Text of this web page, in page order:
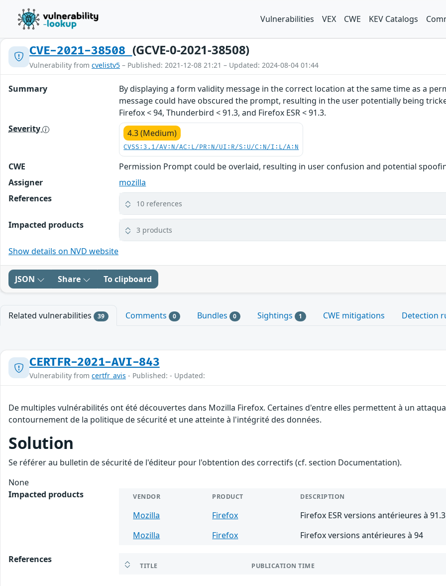
Vulnerabilities VEX CWE KEV Catalogs
CVE-2021-38508 (GCVE-0-2021-38508)
Vulnerability from cvelistv5 – Published: 2021-12-08 21:21 – Updated: 2024-08-04 01:44
Summary
By displaying a form validity message in the correct location at the same time as a
message could have obscured the prompt, resulting in the user potentially being
Firefox < 94, Thunderbird < 91.3, and Firefox ESR < 91.3.
Severity
4.3 (Medium)
CVSS:3.1/AV:N/AC:L/PR:N/UI:R/S:U/C:N/I:L/A:N
CWE
Permission Prompt could be overlaid, resulting in user confusion and potential
Assigner
mozilla
References
10 references
Impacted products 3 products
Show details on NVD website
JSON Share To clipboard
Related vulnerabilities 39 Comments 0 Bundles 0 Sightings 1 CWE mitigations Detection
CERTFR-2021-AVI-843
Vulnerability from certfr_avis - Published: - Updated:
De multiples vulnérabilités ont été découvertes dans Mozilla Firefox. Certaines d'entre elles permettent à un
contournement de la politique de sécurité et une atteinte à l'intégrité des données.
Solution
Se référer au bulletin de sécurité de l'éditeur pour l'obtention des correctifs (cf. section Documentation).
None
Impacted products
VENDOR PRODUCT DESCRIPTION
Mozilla Firefox
Firefox ESR versions antérieures à 91.3
Mozilla
Firefox Firefox versions antérieures à 94
References
TITLE PUBLICATION TIME